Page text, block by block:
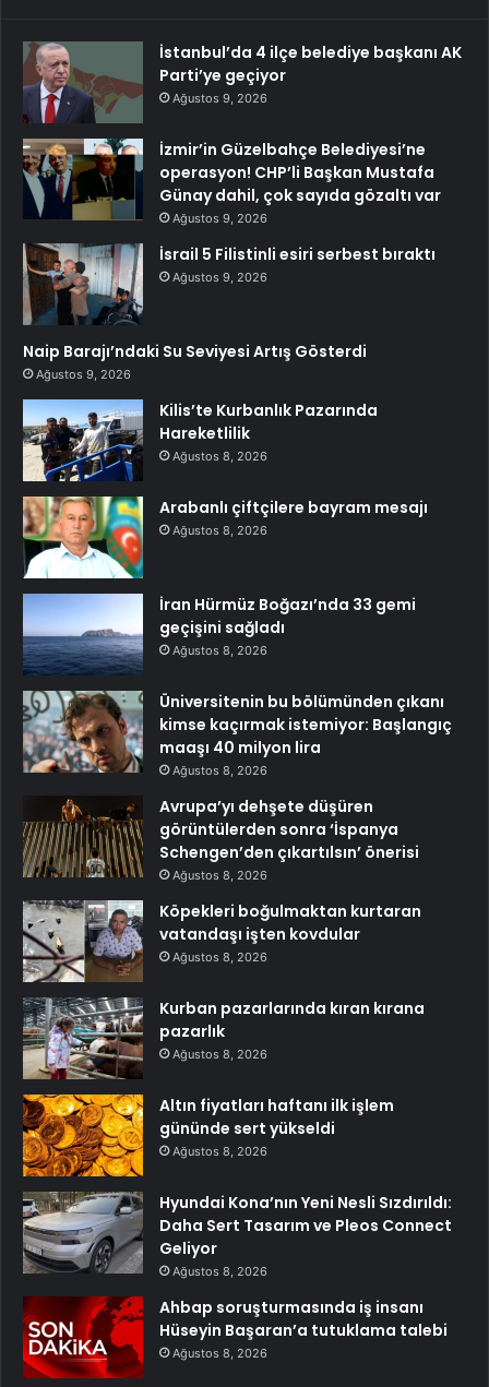
İstanbul’da 4 ilçe belediye başkanı AK
Parti’ye geçiyor
Ağustos 9, 2026
İzmir’in Güzelbahçe Belediyesi’ne
operasyon! CHP’li Başkan Mustafa
Günay dahil, çok sayıda gözaltı var
Ağustos 9, 2026
İsrail 5 Filistinli esiri serbest bıraktı
Ağustos 9, 2026
Naip Barajı’ndaki Su Seviyesi Artış Gösterdi
Ağustos 9, 2026
Kilis’te Kurbanlık Pazarında
Hareketlilik
Ağustos 8, 2026
Arabanlı çiftçilere bayram mesajı
Ağustos 8, 2026
İran Hürmüz Boğazı’nda 33 gemi
geçişini sağladı
Ağustos 8, 2026
Üniversitenin bu bölümünden çıkanı
kimse kaçırmak istemiyor: Başlangıç
maaşı 40 milyon lira
Ağustos 8, 2026
Avrupa’yı dehşete düşüren
görüntülerden sonra ‘İspanya
Schengen’den çıkartılsın’ önerisi
Ağustos 8, 2026
Köpekleri boğulmaktan kurtaran
vatandaşı işten kovdular
Ağustos 8, 2026
Kurban pazarlarında kıran kırana
pazarlık
Ağustos 8, 2026
Altın fiyatları haftanı ilk işlem
gününde sert yükseldi
Ağustos 8, 2026
Hyundai Kona’nın Yeni Nesli Sızdırıldı:
Daha Sert Tasarım ve Pleos Connect
Geliyor
Ağustos 8, 2026
Ahbap soruşturmasında iş insanı
Hüseyin Başaran’a tutuklama talebi
Ağustos 8, 2026